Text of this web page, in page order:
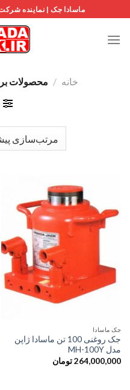
to
content
ماسادا جک | نماینده
خانه / محصولات
جک ماسادا
جک روغنی 100 تن ماسادا ژاپن
مدل MH-100Y
264,000,000 تومان